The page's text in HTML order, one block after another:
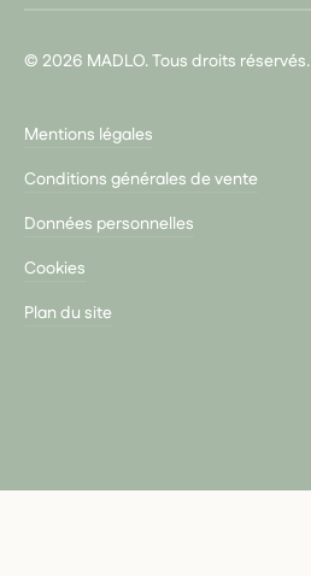
© 2026 MADLO. Tous droits réservés.
Mentions légales
Conditions générales de vente
Données personnelles
Cookies
Plan du site